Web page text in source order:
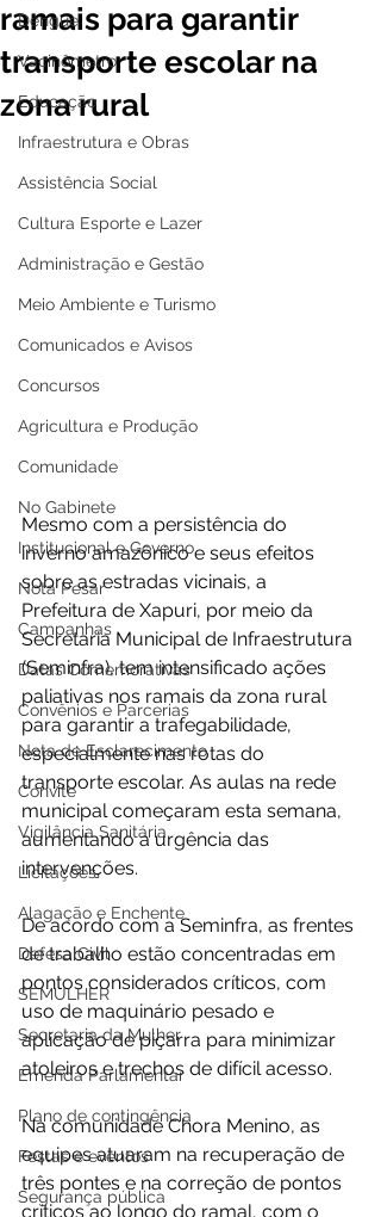
Dengue
Vacinômetro
Educação
Infraestrutura e Obras
Assistência Social
Cultura Esporte e Lazer
Administração e Gestão
Meio Ambiente e Turismo
Comunicados e Avisos
Concursos
Agricultura e Produção
Comunidade
No Gabinete
Institucional e Governo
Nota Pesar
Campanhas
Datas Comemorativas
Convênios e Parcerias
Nota de Esclarecimento
Convite
Vigilância Sanitária
Licitações
Alagação e Enchente
Defesa Civil
SEMULHER
Secretaria da Mulher
Emenda Parlamentar
Plano de contingência
Festas e eventos
Segurança pública
ramais para garantir
transporte escolar na
zona rural
Mesmo com a persistência do
inverno amazônico e seus efeitos
sobre as estradas vicinais, a
Prefeitura de Xapuri, por meio da
Secretaria Municipal de Infraestrutura
(Seminfra), tem intensificado ações
paliativas nos ramais da zona rural
para garantir a trafegabilidade,
especialmente nas rotas do
transporte escolar. As aulas na rede
municipal começaram esta semana,
aumentando a urgência das
intervenções.
De acordo com a Seminfra, as frentes
de trabalho estão concentradas em
pontos considerados críticos, com
uso de maquinário pesado e
aplicação de piçarra para minimizar
atoleiros e trechos de difícil acesso.
Na comunidade Chora Menino, as
equipes atuaram na recuperação de
três pontes e na correção de pontos
críticos ao longo do ramal, com o